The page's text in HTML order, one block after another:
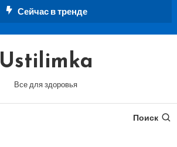
Сейчас в тренде
Ustilimka
Все для здоровья
Поиск